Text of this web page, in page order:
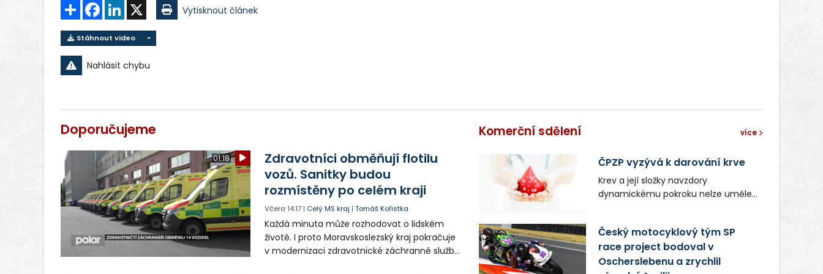
Sdílet FacebookLinkedIn Vytisknout článek
Stáhnout video
Nahlásit chybu
Doporučujeme
01:18
Zdravotníci obměňují flotilu
vozů. Sanitky budou
rozmístěny po celém kraji
Včera 14:17 | Celý MS kraj |Tomáš Kořistka
Každá minuta může rozhodovat o lidském
životě. I proto Moravskoslezský kraj pokračuje
v modernizaci zdravotnické záchranné služby
Komerční sdělení více
ČPZP vyzývá k darování krve
Krev a její složky navzdory
dynamickému pokroku nelze uměle
nenahraditelnou tělní tekutinu
neobejde. Naléhavá potřeba doplnit
krevní zásoby nastává vždy v létě,
Český motocyklový tým SP
race project bodoval v
Oscherslebenu a zrychlil